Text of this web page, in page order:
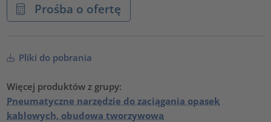
Prośba o ofertę
Pliki do pobrania
Więcej produktów z grupy:
Pneumatyczne narzędzie do zaciągania opasek
kablowych, obudowa tworzywowa